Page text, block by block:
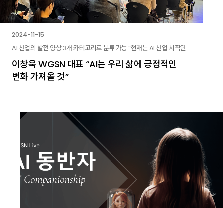
2024-11-15
AI 산업의 발전 양상 3개 카테고리로 분류 가능 “현재는 AI 산업 시작단계...AI 의인화 머지않아”
이창욱 WGSN 대표 “AI는 우리 삶에 긍정적인
변화 가져올 것”